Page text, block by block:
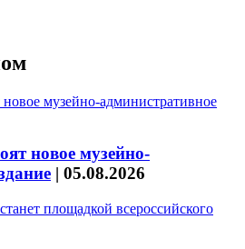
новое музейно-
| 05.08.2026